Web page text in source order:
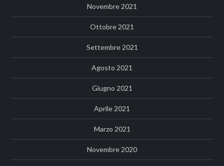
Novembre 2021
Ottobre 2021
Settembre 2021
Agosto 2021
Giugno 2021
Aprile 2021
Marzo 2021
Novembre 2020